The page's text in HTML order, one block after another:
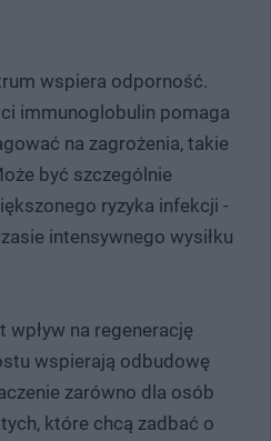
wspiera odporność.
immunoglobulin pomaga
na zagrożenia, takie
być szczególnie
ryzyka infekcji -
intensywnego wysiłku
na regenerację
wspierają odbudowę
zarówno dla osób
które chcą zadbać o